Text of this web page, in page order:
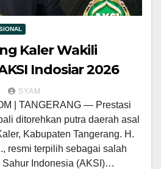
Kaler Wakili
Indosiar 2026
SYAM
| TANGERANG — Prestasi
ditorehkan putra daerah asal
Kabupaten Tangerang. H.
resmi terpilih sebagai salah
Sahur Indonesia (AKSI)…